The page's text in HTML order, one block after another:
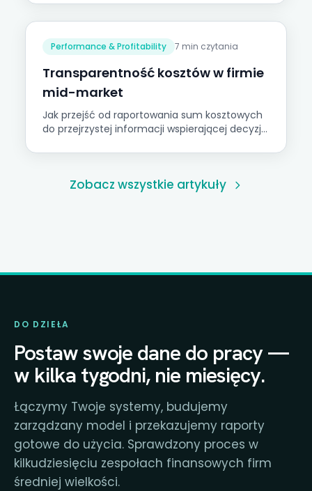
MŚP.
Performance & Profitability 7 min czytania
Transparentność kosztów w firmie
mid-market
Jak przejść od raportowania sum kosztowych
do przejrzystej informacji wspierającej decyzje.
Zobacz wszystkie artykuły
DO DZIEŁA
Postaw swoje dane do pracy —
w kilka tygodni, nie miesięcy.
Łączymy Twoje systemy, budujemy
zarządzany model i przekazujemy raporty
gotowe do użycia. Sprawdzony proces w
kilkudziesięciu zespołach finansowych firm
średniej wielkości.